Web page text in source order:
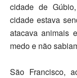
cidade de
cidade estava
atacava animais
medo e não
São Francisco,